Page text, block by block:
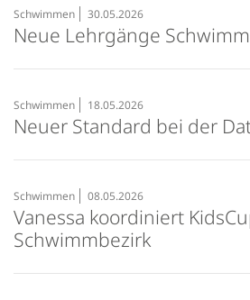
Schwimmen 30.05.2026
Neue Lehrgänge
Schwimmen 18.05.2026
Neuer Standard bei der
Schwimmen 08.05.2026
Vanessa koordiniert
Schwimmbezirk